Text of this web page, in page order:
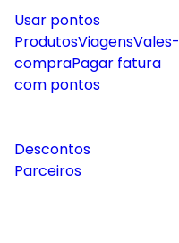
Usar pontos
ProdutosViagensVales-
compraPagar fatura
com pontos
Descontos
Parceiros